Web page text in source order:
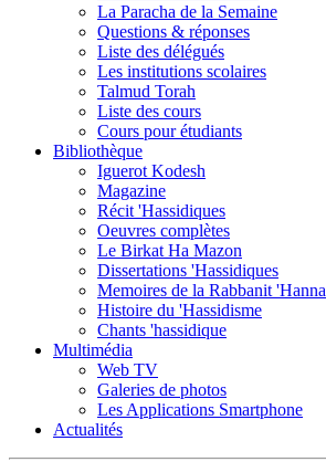
La Paracha de la Semaine
Questions & réponses
Liste des délégués
Les institutions scolaires
Talmud Torah
Liste des cours
Cours pour étudiants
Bibliothèque
Iguerot Kodesh
Magazine
Récit 'Hassidiques
Oeuvres complètes
Le Birkat Ha Mazon
Dissertations 'Hassidiques
Memoires de la Rabbanit 'Hanna
Histoire du 'Hassidisme
Chants 'hassidique
Multimédia
Web TV
Galeries de photos
Les Applications Smartphone
Actualités